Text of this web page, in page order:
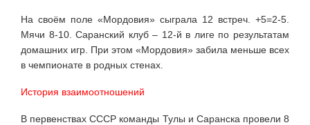
На своём поле «Мордовия» сыграла 12 встреч. +5=2-5.
Мячи 8-10. Саранский клуб – 12-й в лиге по результатам
домашних игр. При этом «Мордовия» забила меньше всех
в чемпионате в родных стенах.
История взаимоотношений
В первенствах СССР команды Тулы и Саранска провели 8